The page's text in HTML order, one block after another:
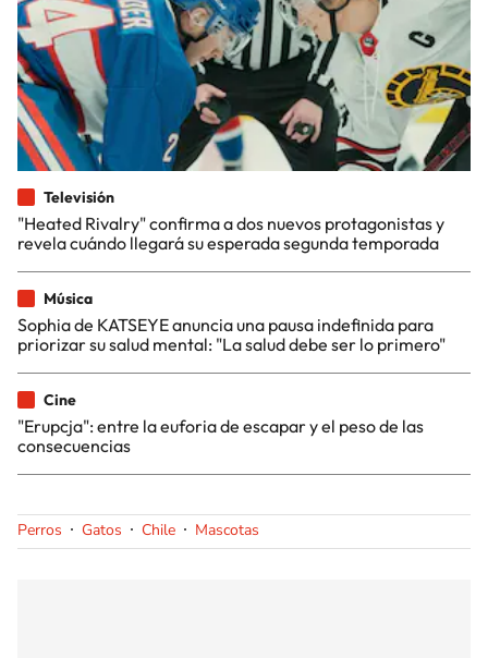
Televisión
"Heated Rivalry" confirma a dos nuevos protagonistas y
revela cuándo llegará su esperada segunda temporada
Música
Sophia de KATSEYE anuncia una pausa indefinida para
priorizar su salud mental: "La salud debe ser lo primero"
Cine
"Erupcja": entre la euforia de escapar y el peso de las
consecuencias
Perros Gatos Chile Mascotas